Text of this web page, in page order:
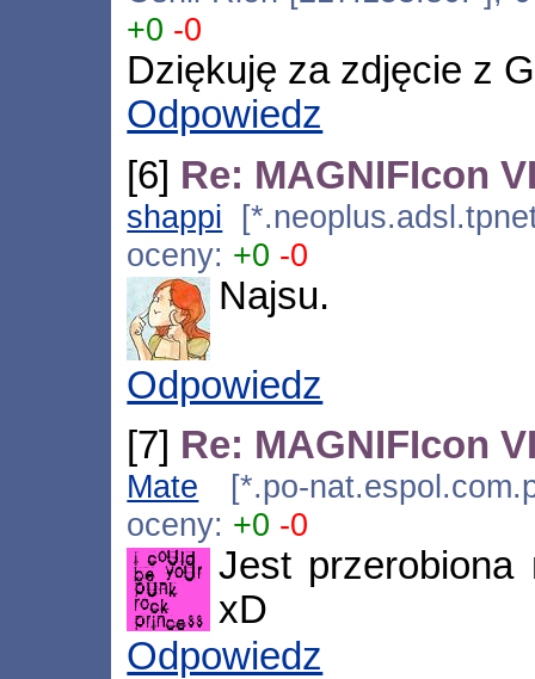
+0 -0
Dziękuję za zdjęcie z
Odpowiedz
[6] Re: MAGNIFIcon
shappi
oceny: +0 -0
Najsu.
Odpowiedz
[7] Re: MAGNIFIcon
Mate [*.po-
oceny: +0 -0
Jest przerobiona
xD
Odpowiedz